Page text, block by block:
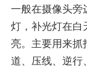
一般在摄像头旁
灯，补光灯在白
亮。主要用来抓
道、压线、逆行